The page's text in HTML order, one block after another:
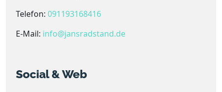
Telefon: 091193168416
E-Mail: info@jansradstand.de
Social & Web